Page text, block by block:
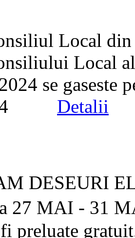
Local
Local
se gaseste
Detalii
DESEURI
27 MAI - 31
preluate